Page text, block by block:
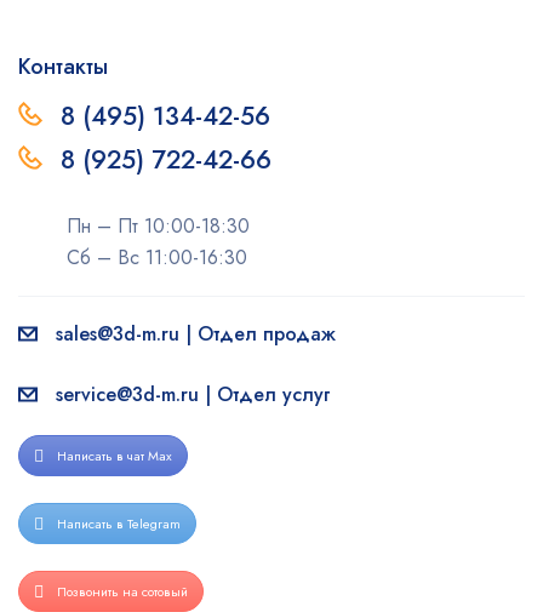
Контакты
8 (495) 134-42-56
8 (925) 722-42-66
Пн – Пт 10:00-18:30
Сб – Вс 11:00-16:30
sales@3d-m.ru | Отдел продаж
service@3d-m.ru | Отдел услуг
Написать в чат Max
Написать в Telegram
Позвонить на сотовый